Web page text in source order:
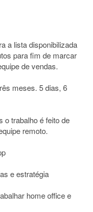
a lista disponibilizada
para fim de marcar
de vendas.
meses. 5 dias, 6
o trabalho é feito de
remoto.
e estratégia
home office e